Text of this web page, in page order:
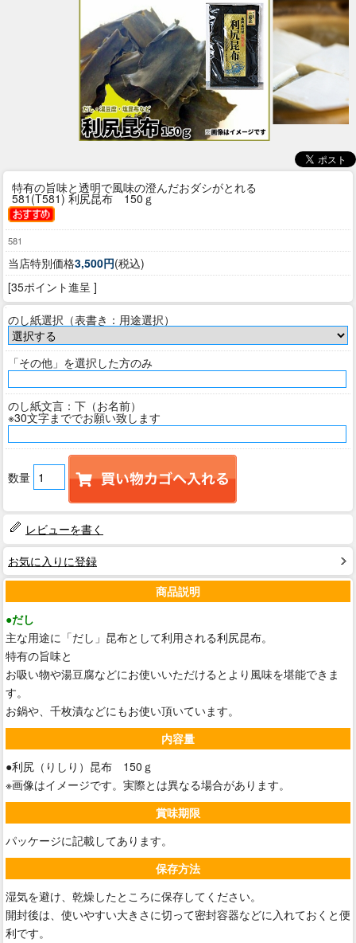
特有の旨味と透明で風味の澄んだおダシがとれる
581(T581) 利尻昆布 150ｇ
581
当店特別価格3,500円(税込)
[35ポイント進呈 ]
のし紙選択（表書き：用途選択）
「その他」を選択した方のみ
のし紙文言：下（お名前）
※30文字まででお願い致します
数量
レビューを書く
お気に入りに登録
商品説明
●だし
主な用途に「だし」昆布として利用される利尻昆布。
特有の旨味と
お吸い物や湯豆腐などにお使いいただけるとより風味を堪能できま
す。
お鍋や、千枚漬などにもお使い頂いています。
内容量
●利尻（りしり）昆布 150ｇ
※画像はイメージです。実際とは異なる場合があります。
賞味期限
パッケージに記載してあります。
保存方法
湿気を避け、乾燥したところに保存してください。
開封後は、使いやすい大きさに切って密封容器などに入れておくと便
利です。